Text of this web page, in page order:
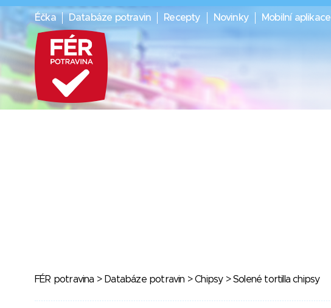
Éčka Databáze potravin Recepty Novinky Mobilní aplikace
FÉR potravina > Databáze potravin >Chipsy> Solené tortilla chipsy